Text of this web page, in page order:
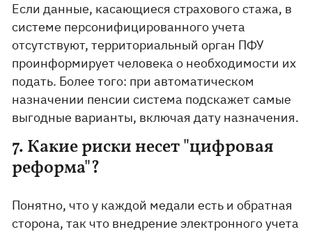
Если данные, касающиеся страхового стажа, в
системе персонифицированного учета
отсутствуют, территориальный орган ПФУ
проинформирует человека о необходимости их
подать. Более того: при автоматическом
назначении пенсии система подскажет самые
выгодные варианты, включая дату назначения.
7. Какие риски несет "цифровая
реформа"?
Понятно, что у каждой медали есть и обратная
сторона, так что внедрение электронного учета